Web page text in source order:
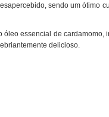
sendo um ótimo
essencial de
delicioso.